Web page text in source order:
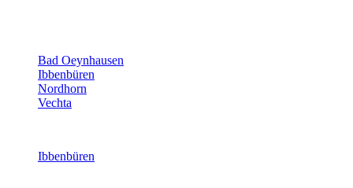
Bad Oeynhausen
Ibbenbüren
Nordhorn
Vechta
Ibbenbüren